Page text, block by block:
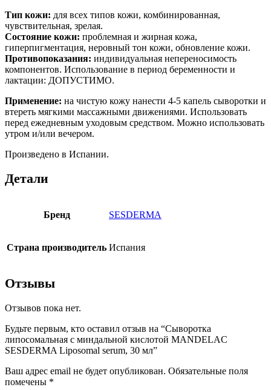
Тип кожи: для всех типов кожи, комбинированная,
чувствительная, зрелая.
Состояние кожи: проблемная и жирная кожа,
гиперпигментация, неровный тон кожи, обновление кожи.
Противопоказания: индивидуальная непереносимость
компонентов. Использование в период беременности и
лактации: ДОПУСТИМО.
Применение: на чистую кожу нанести 4-5 капель сыворотки и
втереть мягкими массажными движениями. Использовать
перед ежедневным уходовым средством. Можно использовать
утром и/или вечером.
Произведено в Испании.
Детали
Бренд SESDERMA
Страна производитель Испания
Отзывы
Отзывов пока нет.
Будьте первым, кто оставил отзыв на “Сыворотка
липосомальная с миндальной кислотой MANDELAC
SESDERMA Liposomal serum, 30 мл”
Ваш адрес email не будет опубликован. Обязательные поля
помечены *